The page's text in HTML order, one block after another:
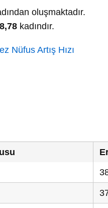
oluşmaktadır.
kadındır.
Nüfus Artış Hızı